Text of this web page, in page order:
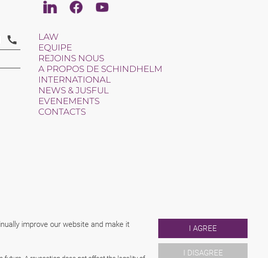
improve our website and make it
I AGREE
I DISAGREE
LinkedinFacebookYoutube
LAW
EQUIPE
REJOINS NOUS
A PROPOS DE SCHINDHELM
INTERNATIONAL
NEWS & JUSFUL
EVENEMENTS
CONTACTS